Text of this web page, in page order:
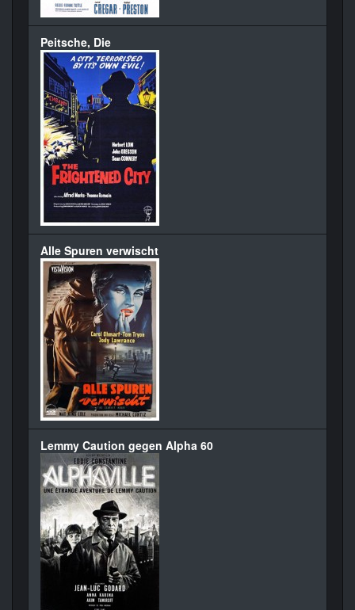
Peitsche, Die
Alle Spuren verwischt
Lemmy Caution gegen Alpha 60